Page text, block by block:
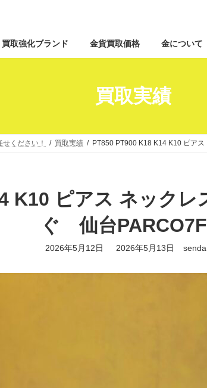
ン
テ
ツ
へ
ッ
プ
ビ
ゲ
シ
ョ
移
動
買取強化ブランド 金貨買取価格 金について
買取実績
ください！ 買取実績 PT850 PT900 K18 K14 K10 ピア
K10 ピアス ネックレ
ぐ 仙台
2026年5月12日
最
2026年5月13日